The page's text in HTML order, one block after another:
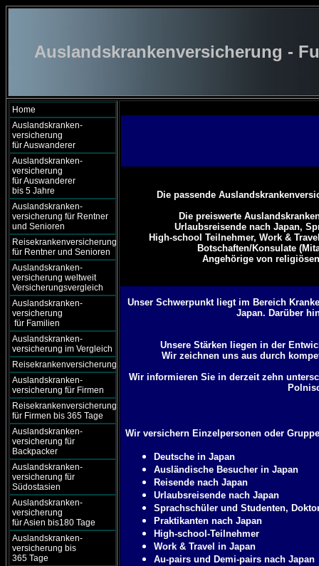
Auslandskrankenversicherung -
Home
Auslandskranken-
versicherung
für Auswanderer
Auslandskranken-
versicherung
für Auswanderer
bis 5 Jahre
Auslandskranken-
versicherung für Rentner
und Senioren
Reisekrankenversicherung
für Rentner und Senioren
Auslandskranken-
versicherung weltweit
Versicherungsvergleich
Auslandskranken-
versicherung
für Familien
Auslandskranken-
versicherung im Vergleich
Reisekrankenversicherung
Auslandskranken-
versicherung für Firmen
Reisekrankenversicherung
für Firmen bis 365 Tage
Auslandskranken-
versicherung für
Backpacker
Auslandskranken-
versicherung für
Südostasien
Auslandskranken-
versicherung
für Asien bis180 Tage
Auslandskranken-
versicherung bis
365 Tage
Die passende
Die preiswerte
Urlaubsreisende nach Japan,
High-school Teilnehmer, Work &
Botschaften/Konsulate
Angehörige von
Unser Schwerpunkt liegt im Bereich
Japan. Darüber
Unsere Stärken liegen in der
Wir zeichnen uns aus durch
Wir informieren Sie in derzeit zehn
Wir versichern Einzelpersonen oder
Deutsche in Japan
Ausländische Besucher in Japan
Reisende nach Japan
Urlaubsreisende nach Japan
Sprachschüler und Studenten,
Praktikanten nach Japan
High-school-Teilnehmer
Work & Travel in Japan
Au-pairs und Demi-pairs nach Japan